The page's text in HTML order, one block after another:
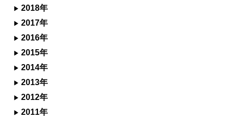
2018年
2017年
2016年
2015年
2014年
2013年
2012年
2011年